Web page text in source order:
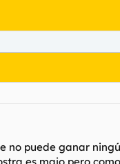
no puede ganar